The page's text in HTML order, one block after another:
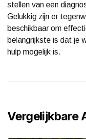
stellen van een
Gelukkig zijn er
beschikbaar om
belangrijkste is dat je
hulp mogelijk is.
Vergelijkbare